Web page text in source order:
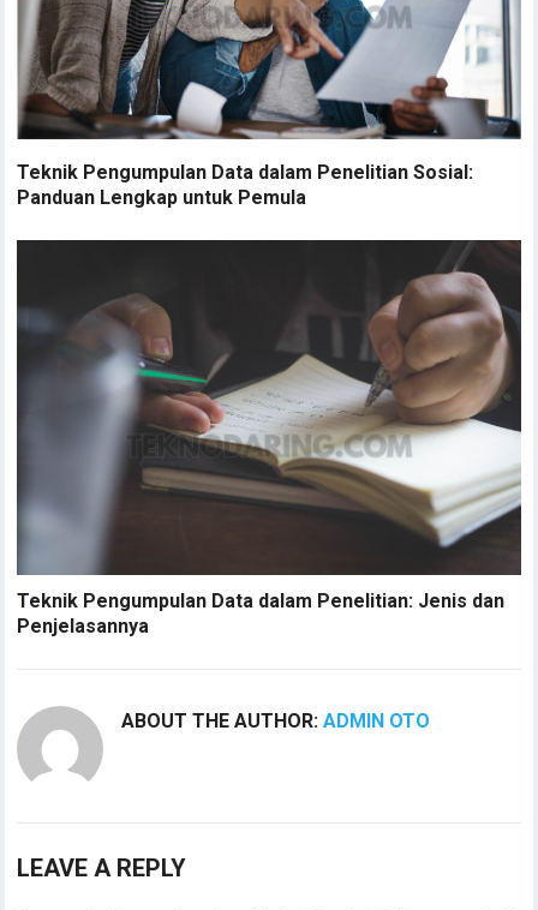
Teknik Pengumpulan Data dalam Penelitian Sosial:
Panduan Lengkap untuk Pemula
Teknik Pengumpulan Data dalam Penelitian: Jenis dan
Penjelasannya
ABOUT THE AUTHOR:ADMIN OTO
LEAVE A REPLY